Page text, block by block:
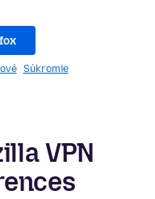
Súkromie
VPN